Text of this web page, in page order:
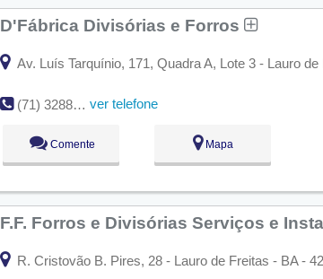
D'Fábrica Divisórias e Forros
Av. Luís Tarquínio, 171, Quadra A, Lote 3 - Lauro
(71) 3288-4550 ver telefone
Comente Mapa
F.F. Forros e Divisórias Serviços e
R. Cristovão B. Pires, 28 - Lauro de Freitas - BA -